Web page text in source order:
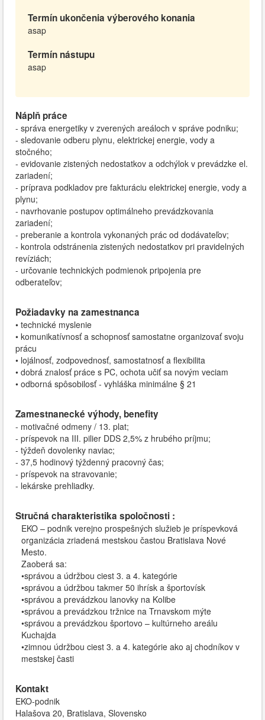
Termín ukončenia výberového konania
asap
Termín nástupu
asap
Náplň práce
- správa energetiky v zverených areáloch v správe podniku;
- sledovanie odberu plynu, elektrickej energie, vody a
stočného;
- evidovanie zistených nedostatkov a odchýlok v prevádzke el.
zariadení;
- príprava podkladov pre fakturáciu elektrickej energie, vody a
plynu;
- navrhovanie postupov optimálneho prevádzkovania
zariadení;
- preberanie a kontrola vykonaných prác od dodávateľov;
- kontrola odstránenia zistených nedostatkov pri pravidelných
revíziách;
- určovanie technických podmienok pripojenia pre
odberateľov;
Požiadavky na zamestnanca
• technické myslenie
• komunikatívnosť a schopnosť samostatne organizovať svoju
prácu
• lojálnosť, zodpovednosť, samostatnosť a flexibilita
• dobrá znalosť práce s PC, ochota učiť sa novým veciam
• odborná spôsobilosť - vyhláška minimálne § 21
Zamestnanecké výhody, benefity
- motivačné odmeny / 13. plat;
- príspevok na III. pilier DDS 2,5% z hrubého príjmu;
- týždeň dovolenky naviac;
- 37,5 hodinový týždenný pracovný čas;
- príspevok na stravovanie;
- lekárske prehliadky.
Stručná charakteristika spoločnosti :
EKO – podnik verejno prospešných služieb je príspevková
organizácia zriadená mestskou častou Bratislava Nové
Mesto.
Zaoberá sa:
•správou a údržbou ciest 3. a 4. kategórie
•správou a údržbou takmer 50 ihrísk a športovísk
•správou a prevádzkou lanovky na Kolibe
•správou a prevádzkou tržnice na Trnavskom mýte
•správou a prevádzkou športovo – kultúrneho areálu
Kuchajda
•zimnou údržbou ciest 3. a 4. kategórie ako aj chodníkov v
mestskej časti
Kontakt
EKO-podnik
Halašova 20, Bratislava, Slovensko